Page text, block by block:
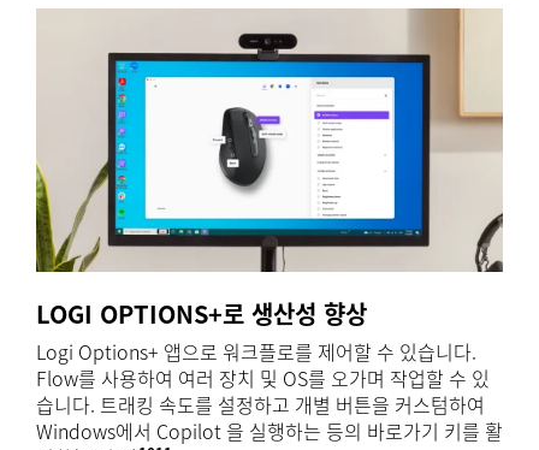
LOGI OPTIONS+로 생산성 향상
Logi Options+ 앱으로 워크플로를 제어할 수 있습니다.
Flow를 사용하여 여러 장치 및 OS를 오가며 작업할 수 있
습니다. 트래킹 속도를 설정하고 개별 버튼을 커스텀하여
Windows에서 Copilot 을 실행하는 등의 바로가기 키를 활